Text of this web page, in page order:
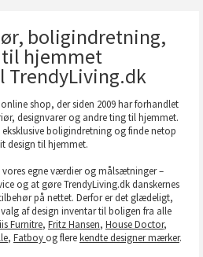
boligindretning,
hjemmet
TrendyLiving.dk
shop, der siden 2009 har forhandlet
designvarer og andre ting til hjemmet.
boligindretning og finde netop
design til hjemmet.
egne værdier og målsætninger –
og at gøre TrendyLiving.dk danskernes
på nettet. Derfor er det glædeligt,
af design inventar til boligen fra alle
Furnitre, Fritz Hansen, House Doctor,
, Fatboy og flerekendte designer mærker.